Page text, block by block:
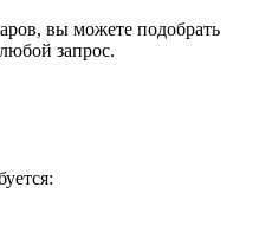
вы можете подобрать
запрос.